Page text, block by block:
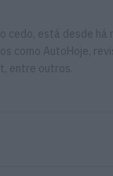
cedo, está desde há
como AutoHoje,
entre outros.